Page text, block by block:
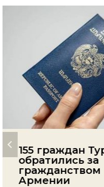
155 граждан
обратились за
гражданством
Армении